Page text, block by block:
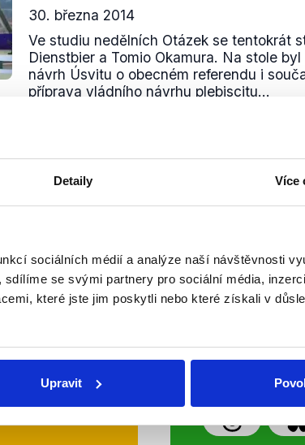
Detaily Více
sociálních médií a analýze naší návštěvnosti
se svými partnery pro sociální média,
které jste jim poskytli nebo které získali v
Upravit
30. března 2014
Ve studiu nedělních Otázek se tentokrát
Dienstbier a Tomio Okamura. Na stole
návrh Úsvitu o obecném referendu i
příprava vládního návrhu plebiscitu...
shrnutí
a
se
Nenechte si
z
příspěvků